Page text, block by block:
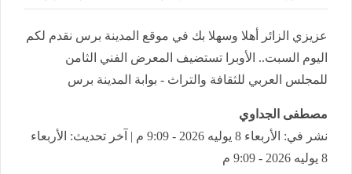
عزيزي الزائر أهلا وسهلا بك في موقع المدينة برس نقدم لكم
اليوم السبت.. الأوبرا تستضيف المعرض الفني الثامن
للمجلس العربي للثقافة والتراث - بوابة المدينة برس
مصطفى الجداوي
نشر في: الأربعاء 8 يوليه 2026 - 9:09 م | آخر تحديث: الأربعاء
8 يوليه 2026 - 9:09 م